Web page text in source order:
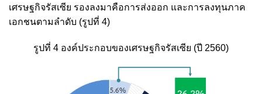
เศรษฐกิจรัสเซีย รองลงมาคือการส่งออก และการลงทุนภาค
เอกชนตามลำดับ (รูปที่ 4)
รูปที่ 4 องค์ประกอบของเศรษฐกิจรัสเซีย (ปี 2560)